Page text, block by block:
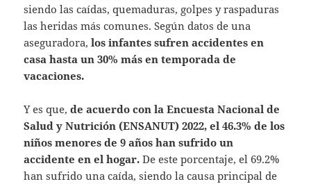
siendo las caídas, quemaduras, golpes y raspaduras
las heridas más comunes. Según datos de una
aseguradora,los infantes sufren accidentes en
casa hasta un 30% más en temporada de
vacaciones.
Y es que,de acuerdo con la Encuesta Nacional de
Salud y Nutrición (ENSANUT) 2022, el 46.3% de los
niños menores de 9 años han sufrido un
accidente en el hogar.De este porcentaje, el 69.2%
han sufrido una caída, siendo la causa principal de